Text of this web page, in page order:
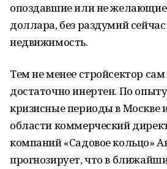
опоздавшие или не желающие
доллара, без раздумий
недвижимость.
Тем не менее стройсектор сам
достаточно инертен. По
кризисные периоды в Москве
области коммерческий
компаний «Садовое кольцо»
прогнозирует, что в